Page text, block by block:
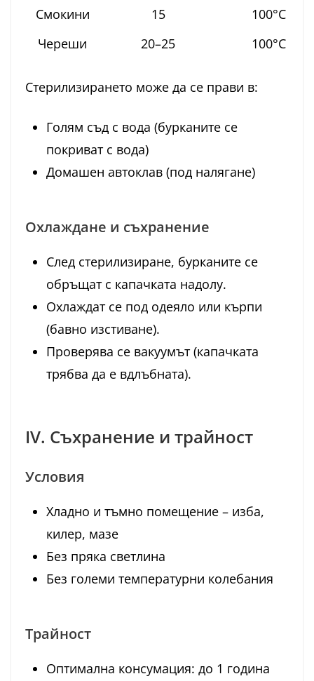
Смокини
15
100°C
Череши
20–25 100°C
Стерилизирането може да се прави в:
Голям съд с вода (бурканите се
покриват с вода)
Домашен автоклав (под налягане)
Охлаждане и съхранение
След стерилизиране, бурканите се
обръщат с капачката надолу.
Охлаждат се под одеяло или кърпи
(бавно изстиване).
Проверява се вакуумът (капачката
трябва да е вдлъбната).
IV. Съхранение и трайност
Условия
Хладно и тъмно помещение – изба,
килер, мазе
Без пряка светлина
Без големи температурни колебания
Трайност
Оптимална консумация: до 1 година